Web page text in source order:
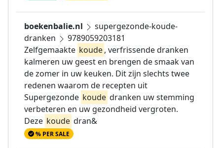
boekenbalie.nl
supergezonde-koude-
dranken
9789059203181
Zelfgemaakte koude, verfrissende dranken
kalmeren uw geest en brengen de smaak van
de zomer in uw keuken. Dit zijn slechts twee
redenen waarom de recepten uit
Supergezonde koude dranken uw stemming
verbeteren en uw gezondheid vergroten.
Deze koude dran&
% PER SALE